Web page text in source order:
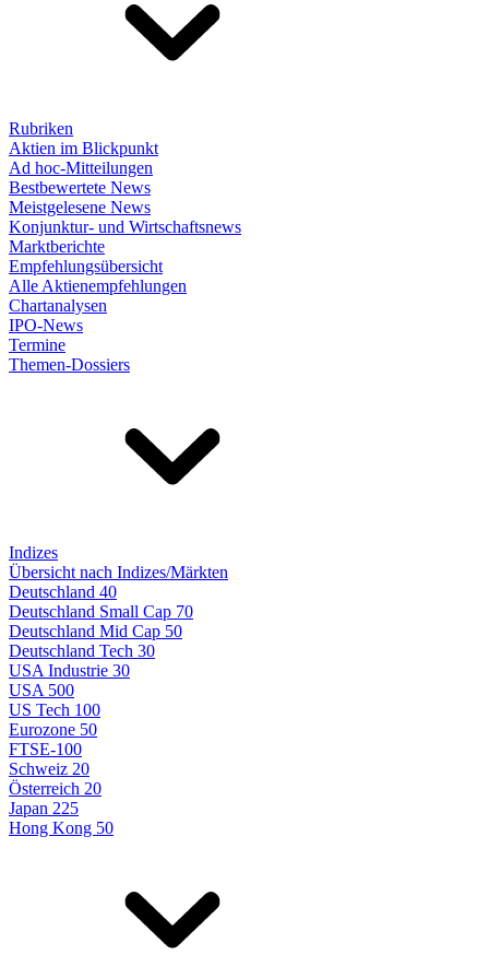
Rubriken
Aktien im Blickpunkt
Ad hoc-Mitteilungen
Bestbewertete News
Meistgelesene News
Konjunktur- und Wirtschaftsnews
Marktberichte
Empfehlungsübersicht
Alle Aktienempfehlungen
Chartanalysen
IPO-News
Termine
Themen-Dossiers
Indizes
Übersicht nach Indizes/Märkten
Deutschland 40
Deutschland Small Cap 70
Deutschland Mid Cap 50
Deutschland Tech 30
USA Industrie 30
USA 500
US Tech 100
Eurozone 50
FTSE-100
Schweiz 20
Österreich 20
Japan 225
Hong Kong 50